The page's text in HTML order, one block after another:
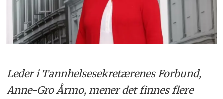
Leder i Tannhelsesekretærenes Forbund,
Anne-Gro Årmo, mener det finnes flere